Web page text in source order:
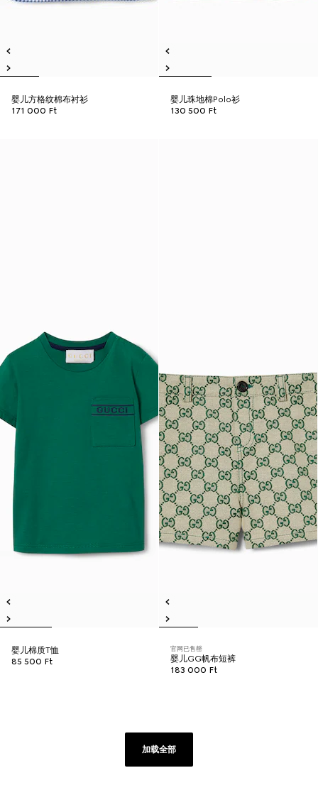
婴儿方格纹棉布衬衫
171 000 Ft
婴儿珠地棉Polo衫
130 500 Ft
婴儿棉质T恤
85 500 Ft
官网已售罄
婴儿GG帆布短裤
183 000 Ft
加载全部